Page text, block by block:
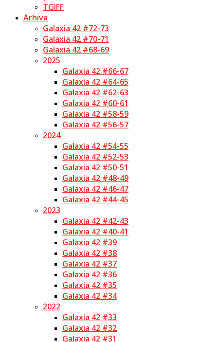
TGIFF
Arhiva
Galaxia 42 #72-73
Galaxia 42 #70-71
Galaxia 42 #68-69
2025
Galaxia 42 #66-67
Galaxia 42 #64-65
Galaxia 42 #62-63
Galaxia 42 #60-61
Galaxia 42 #58-59
Galaxia 42 #56-57
2024
Galaxia 42 #54-55
Galaxia 42 #52-53
Galaxia 42 #50-51
Galaxia 42 #48-49
Galaxia 42 #46-47
Galaxia 42 #44-45
2023
Galaxia 42 #42-43
Galaxia 42 #40-41
Galaxia 42 #39
Galaxia 42 #38
Galaxia 42 #37
Galaxia 42 #36
Galaxia 42 #35
Galaxia 42 #34
2022
Galaxia 42 #33
Galaxia 42 #32
Galaxia 42 #31